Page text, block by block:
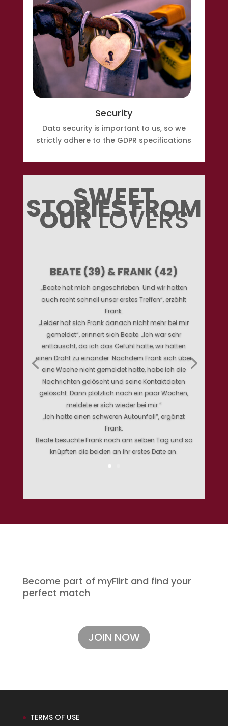
Security
Data security is important to us, so we
strictly adhere to the GDPR specifications
SWEET
STORIES FROM
OURLOVERS
BEATE (39) & FRANK (42)
„Beate hat mich angeschrieben. Und wir hatten
auch recht schnell unser erstes Treffen“, erzählt
Frank.
„Leider hat sich Frank danach nicht mehr bei mir
gemeldet“, erinnert sich Beate. „Ich war sehr
enttäuscht, da ich das Gefühl hatte, wir hätten
einen Draht zu einander. Nachdem Frank sich über
eine Woche nicht gemeldet hatte, habe ich die
Nachrichten gelöscht und seine Kontaktdaten
gelöscht. Dann plötzlich nach ein paar Wochen,
meldete er sich wieder bei mir.“
„Ich hatte einen schweren Autounfall“, ergänzt
Frank.
Beate besuchte Frank noch am selben Tag und so
knüpften die beiden an ihr erstes Date an.
Become part of myFlirt and find your
perfect match
JOIN NOW
TERMS OF USE